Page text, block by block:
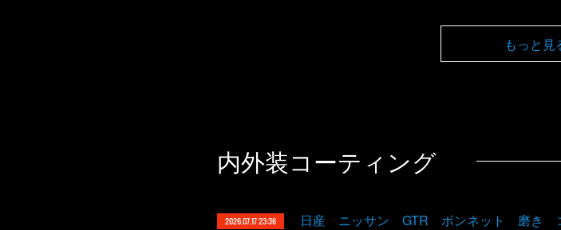
もっと見
内外装コーティング
2026.07.17 23:36 日産 ニッサン GTR ボンネット 磨き